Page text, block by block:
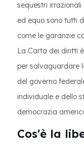
sequestri
ed equo sono tutti
come le garanzie
La Carta dei diritti
per salvaguardare
del governo
individuale e dello
democrazia
Cos'è la